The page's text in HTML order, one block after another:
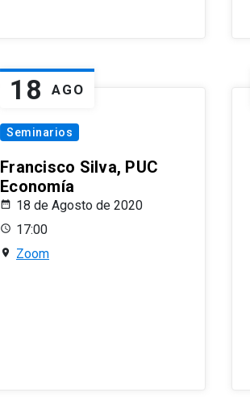
18 AGO
Seminarios
Francisco Silva, PUC
Economía
18 de Agosto de 2020
17:00
Zoom